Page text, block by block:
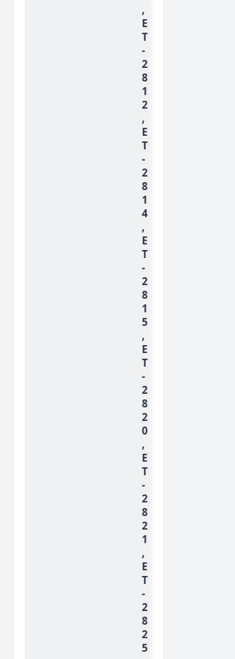
,
E
T
-
2
8
1
2
,
E
T
-
2
8
1
4
,
E
T
-
2
8
1
5
,
E
T
-
2
8
2
0
,
E
T
-
2
8
2
1
,
E
T
-
2
8
2
5